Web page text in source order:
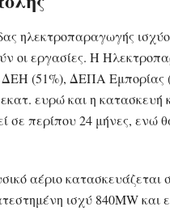
ηλεκτροπαραγωγής
οι εργασίες. Η
ΔΕΗ (51%), ΔΕΠΑ Εμπορίας
ευρώ και η κατασκευή
σε περίπου 24 μήνες, ενώ
αέριο κατασκευάζεται
ισχύ 840MW και